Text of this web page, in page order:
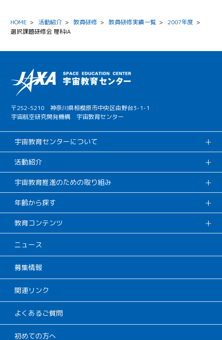
HOME > 活動紹介 > 教員研修 > 教員研修実績一覧 > 2007年度 >
選択課題研修会 理科IA
〒252-5210 神奈川県相模原市中央区由野台3-1-1
宇宙航空研究開発機構 宇宙教育センター
宇宙教育センターについて
活動紹介
宇宙教育推進のための取り組み
年齢から探す
教育コンテンツ
ニュース
募集情報
関連リンク
よくあるご質問
初めての方へ